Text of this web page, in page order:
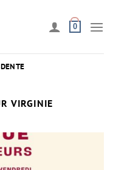
0
VIRGINIE